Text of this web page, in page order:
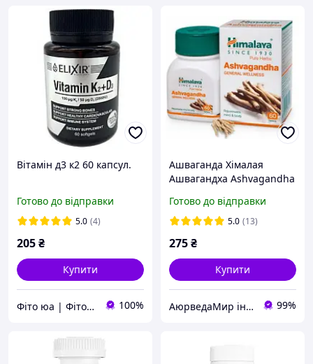
Вітамін д3 к2 60 капсул.
Готово до відправки
5.0 (4)
205₴
Купити
Фіто юа | Фітоаптека 100%
Ашваганда Хімалая
Ашвагандха Ashvagandha
Готово до відправки
5.0 (13)
275₴
Купити
АюрведаМир інтернет магазин для здоров'я та оригінальної продукції з Індії 99%